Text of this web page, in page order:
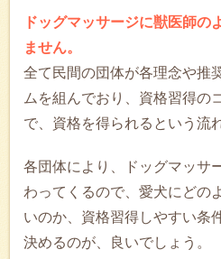
ドッグマッサージに獣医師の
ません。
全て民間の団体が各理念や推
ムを組んでおり、資格習得の
で、資格を得られるという流
各団体により、ドッグマッサ
わってくるので、愛犬にどの
いのか、資格習得しやすい条
決めるのが、良いでしょう。